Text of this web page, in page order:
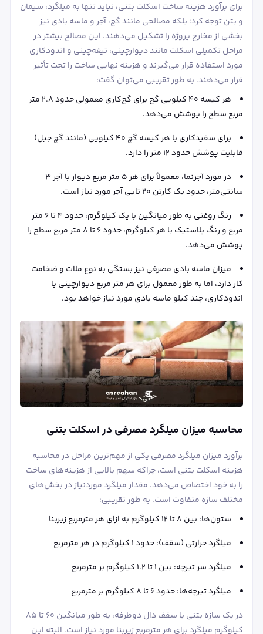
برای برآورد هزینه ساخت اسکلت بتنی، نباید تنها به میلگرد، سیمان
و بتن توجه کرد؛ بلکه مصالحی مانند گچ، آجر و ماسه بادی نیز
بخشی از مخارج پروژه را تشکیل می‌دهند. این مصالح بیشتر در
مراحل تکمیلی اسکلت مانند دیوارچینی، تیغه‌چینی و اندودکاری
مورد استفاده قرار می‌گیرند و هزینه نهایی ساخت را تحت تأثیر
قرار می‌دهند. به طور تقریبی می‌توان گفت:
هر کیسه ۴۰ کیلویی گچ برای گچ‌کاری معمولی حدود ۲.۸ متر
مربع سطح را پوشش می‌دهد.
برای سفیدکاری با هر کیسه گچ ۴۰ کیلویی (مانند گچ جبل)
قابلیت پوشش حدود ۱۲ متر را دارد.
در مورد آجرنما، معمولاً برای هر ۵ متر مربع دیوار با آجر ۳
سانتی‌متر، حدود یک کارتن ۲۰ تایی آجر مورد نیاز است.
رنگ روغنی به طور میانگین با یک کیلوگرم، حدود ۴ تا ۶ متر
مربع و رنگ پلاستیک با هر کیلوگرم، حدود ۶ تا ۸ متر مربع سطح را
پوشش می‌دهد.
میزان ماسه بادی مصرفی نیز بستگی به نوع ملات و ضخامت
کار دارد، اما به طور معمول برای هر متر مربع دیوارچینی یا
اندودکاری، چند کیلو ماسه بادی مورد نیاز خواهد بود.
محاسبه میزان میلگرد مصرفی در اسکلت بتنی
برآورد میزان میلگرد مصرفی یکی از مهم‌ترین مراحل در محاسبه
هزینه اسکلت بتنی است، چراکه سهم بالایی از هزینه‌های ساخت
را به خود اختصاص می‌دهد. مقدار میلگرد موردنیاز در بخش‌های
مختلف سازه متفاوت است. به طور تقریبی:
ستون‌ها: بین ۸ تا ۱۲ کیلوگرم به ازای هر مترمربع زیربنا
میلگرد حرارتی (سقف): حدود ۱ کیلوگرم در هر مترمربع
میلگرد سر تیرچه: بین ۱ تا ۱.۲ کیلوگرم بر مترمربع
میلگرد تیرچه‌ها: حدود ۶ تا ۸ کیلوگرم بر مترمربع
در یک سازه بتنی با سقف دال دوطرفه، به طور میانگین ۶۰ تا ۸۵
کیلوگرم میلگرد برای هر مترمربع زیربنا مورد نیاز است. البته این